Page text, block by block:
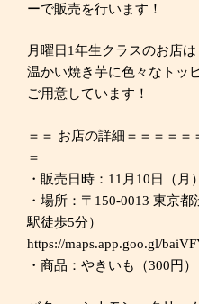
ーで販売を行います！
月曜日1年生クラスのお店
温かい焼き芋に色々なトッ
ご用意しています！
＝＝ お店の詳細＝＝＝＝＝
＝
・販売日時：11月10日（月
・場所：〒150-0013 東京
駅徒歩5分）
https://maps.app.goo.gl/
・商品：やきいも（300円）